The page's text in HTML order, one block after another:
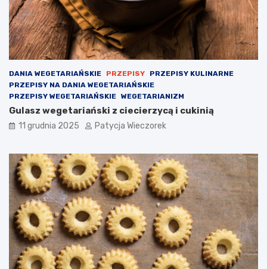
DANIA WEGETARIAŃSKIE PRZEPISY
PRZEPISY KULINARNE
PRZEPISY NA DANIA WEGETARIAŃSKIE
PRZEPISY WEGETARIAŃSKIE WEGETARIANIZM
Gulasz wegetariański z ciecierzycą i cukinią
11 grudnia 2025 Patycja Wieczorek